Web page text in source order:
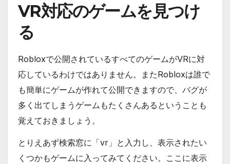
VR対応のゲームを見つけ
る
Robloxで公開されているすべてのゲームがVRに対
応しているわけではありません。またRobloxは誰で
も簡単にゲームが作れて公開できますので、バグが
多く出てしまうゲームもたくさんあるということも
覚えておきましょう。
とりえあず検索窓に「vr」と入力し、表示されたい
くつかもゲームに入ってみてください。ここに表示